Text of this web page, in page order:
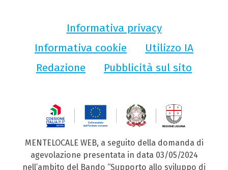
Informativa privacy
Informativa cookie
Utilizzo IA
Redazione
Pubblicità sul sito
MENTELOCALE WEB, a seguito della domanda di
agevolazione presentata in data 03/05/2024
nell’ambito del Bando “Supporto allo sviluppo di